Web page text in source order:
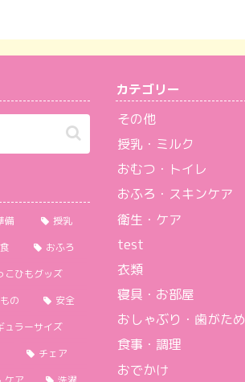
備
授乳
おふろ
こひもグッズ
の
安全
ュラーサイズ
チェア
カテゴリー
その他
授乳・ミルク
おむつ・トイレ
おふろ・スキンケア
衛生・ケア
test
衣類
寝具・お部屋
おしゃぶり・歯がため
食事・調理
おでかけ